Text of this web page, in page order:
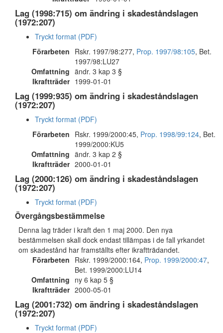
Lag (1998:715) om ändring i skadeståndslagen
(1972:207)
Tryckt format (PDF)
Förarbeten Rskr. 1997/98:277, Prop. 1997/98:105, Bet.
1997/98:LU27
Omfattning ändr. 3 kap 3 §
Ikraftträder 1999-01-01
Lag (1999:935) om ändring i skadeståndslagen
(1972:207)
Tryckt format (PDF)
Förarbeten Rskr. 1999/2000:45, Prop. 1998/99:124, Bet.
1999/2000:KU5
Omfattning ändr. 3 kap 2 §
Ikraftträder 2000-01-01
Lag (2000:126) om ändring i skadeståndslagen
(1972:207)
Tryckt format (PDF)
Övergångsbestämmelse
Denna lag träder i kraft den 1 maj 2000. Den nya
bestämmelsen skall dock endast tillämpas i de fall yrkandet
om skadestånd har framställts efter ikraftträdandet.
Förarbeten Rskr. 1999/2000:164, Prop. 1999/2000:47,
Bet. 1999/2000:LU14
Omfattning ny 6 kap 5 §
Ikraftträder 2000-05-01
Lag (2001:732) om ändring i skadeståndslagen
(1972:207)
Tryckt format (PDF)